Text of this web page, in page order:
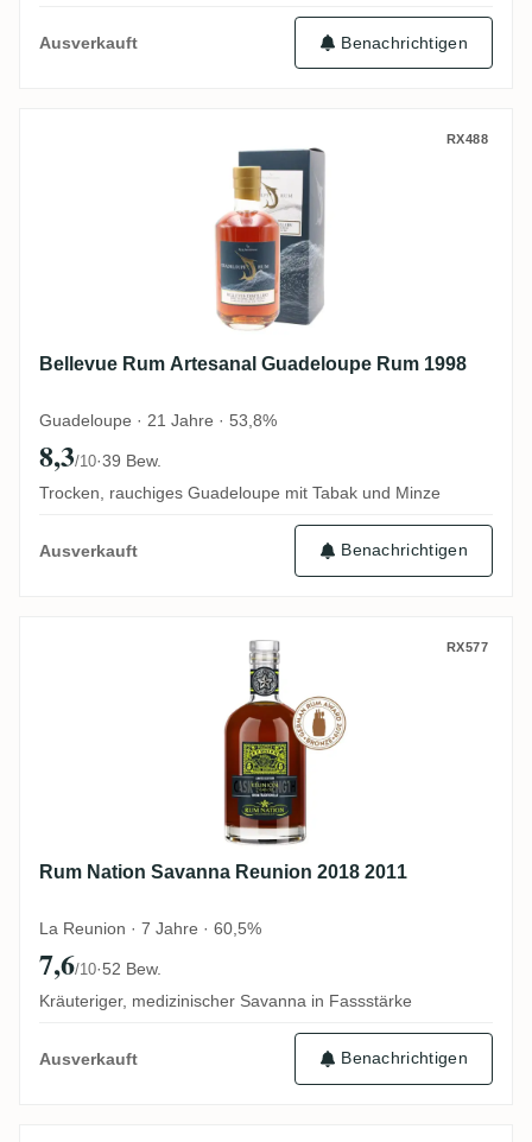
Ausverkauft Benachrichtigen
Bellevue Rum Artesanal Guadeloupe Rum
RX488
Bellevue Rum Artesanal Guadeloupe Rum 1998
Guadeloupe · 21 Jahre · 53,8%
8,3/10·39 Bew.
Trocken, rauchiges Guadeloupe mit Tabak und Minze
Ausverkauft Benachrichtigen
Rum Nation Savanna Reunion 2018 2011
RX577
Rum Nation Savanna Reunion 2018 2011
La Reunion · 7 Jahre · 60,5%
7,6/10·52 Bew.
Kräuteriger, medizinischer Savanna in Fassstärke
Ausverkauft Benachrichtigen